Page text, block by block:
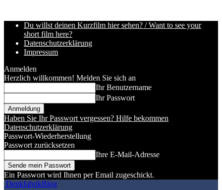
Du willst deinen Kurzfilm hier sehen? / Want to see your
short film here?
Datenschutzerklärung
Impressum
Anmelden
Herzlich willkommen! Melden Sie sich an
Ihr Benutzername
Ihr Passwort
Haben Sie Ihr Passwort vergessen? Hilfe bekommen
Datenschutzerklärung
Passwort-Wiederherstellung
Passwort zurücksetzen
Ihre E-Mail-Adresse
Ein Passwort wird Ihnen per Email zugeschickt.
DenkfabrikBlog